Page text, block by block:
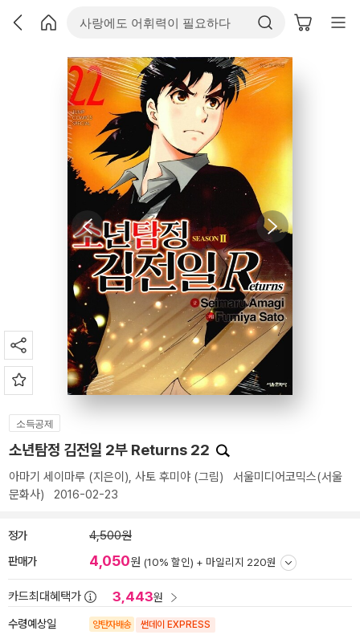
소득공제
소년탐정 김전일 2부 Returns 22
아마기 세이마루 (지은이), 사토 후미야 (그림) 서울미디어코믹스(서울
문화사) 2016-02-23
정가 4,500원
판매가 4,050원 (10% 할인) + 마일리지 220원
카드최대혜택가 3,443원
수령예상일 양탄자배송 썬데이 EXPRESS